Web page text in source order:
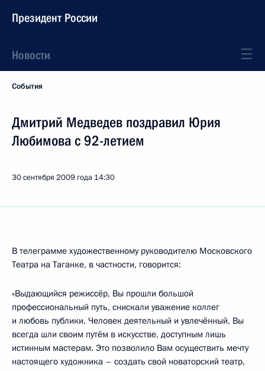
Президент России
Новости
События
Дмитрий Медведев поздравил Юрия
Любимова с 92-летием
30 сентября 2009 года 14:30
В телеграмме художественному руководителю Московского
Театра на Таганке, в частности, говорится:
«Выдающийся режиссёр, Вы прошли большой
профессиональный путь, снискали уважение коллег
и любовь публики. Человек деятельный и увлечённый, Вы
всегда шли своим путём в искусстве, доступным лишь
истинным мастерам. Это позволило Вам осуществить мечту
настоящего художника – создать свой новаторский театр,